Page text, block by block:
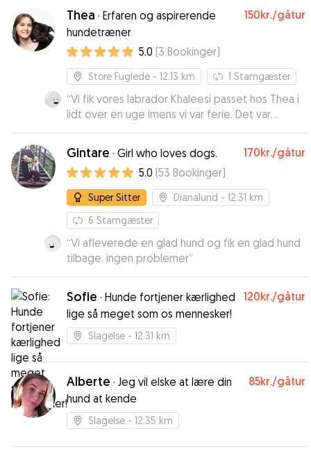
Thea · Erfaren og aspirerende
hundetræner
150kr./gåtur
5.0 (3 Bookinger)
Store Fuglede - 12.13 km 1 Stamgæster
“Vi fik vores labrador Khaleesi passet hos Thea i
lidt over en uge imens vi var ferie. Det var
tydeligvis et fantastisk ophold for Khaleesi. Thea
sendte jævnlige Updates og vi kunne følge med
i de mange gode aktiviteter de lavede sammen.
Der var leg, lange ture i naturen og trænning, så
Khaleesi kom endda hjem og havde lært nye
tricks. Vi giver Thea vores varmeste
anbefalinger.”
Gintare · Girl who loves dogs. 170kr./gåtur
5.0 (53 Bookinger)
Super Sitter Dianalund - 12.31 km
6 Stamgæster
“Vi afleverede en glad hund og fik en glad hund
tilbage, ingen problemer”
Sofie · Hunde fortjener kærlighed
lige så meget som os mennesker!
120kr./gåtur
Slagelse - 12.31 km
Alberte · Jeg vil elske at lære din
hund at kende
85kr./gåtur
Slagelse - 12.35 km